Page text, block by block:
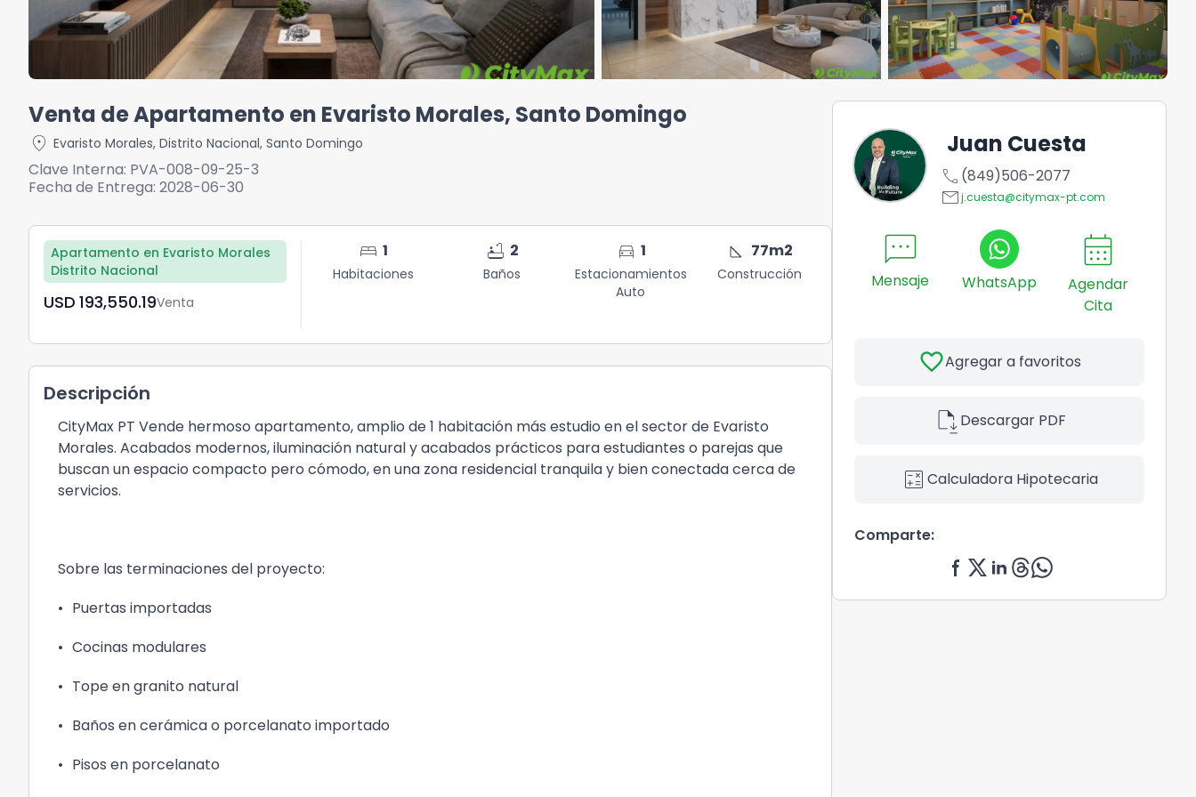
Venta de Apartamento en Evaristo Morales, Santo Domingo
location_on Evaristo Morales, Distrito Nacional, Santo Domingo
Clave Interna: PVA-008-09-25-3
Fecha de Entrega: 2028-06-30
Apartamento en Evaristo Morales
Distrito Nacional
USD	193,550.19Venta
bed 1
Habitaciones
bathtub 2
Baños
directions_car 1
Estacionamientos
Auto
square_foot 77m2
Construcción
Descripción
CityMax PT Vende hermoso apartamento, amplio de 1 habitación más estudio en el sector de Evaristo
Morales. Acabados modernos, iluminación natural y acabados prácticos para estudiantes o parejas que
buscan un espacio compacto pero cómodo, en una zona residencial tranquila y bien conectada cerca de
servicios.
Sobre las terminaciones del proyecto:
• Puertas importadas
• Cocinas modulares
• Tope en granito natural
• Baños en cerámica o porcelanato importado
• Pisos en porcelanato
Juan Cuesta
call (849)506-2077
emailj.cuesta@citymax-pt.com
sms
Mensaje WhatsApp
calendar_month
Agendar
Cita
favoriteAgregar a favoritos
file_saveDescargar PDF
calculate Calculadora Hipotecaria
Comparte: